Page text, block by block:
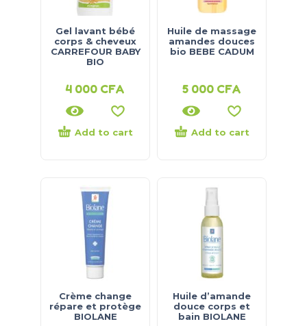
Gel lavant bébé
corps & cheveux
CARREFOUR BABY
BIO
4 000 CFA
Add to cart
Huile de massage
amandes douces
bio BEBE CADUM
5 000 CFA
Add to cart
Crème change
répare et protège
BIOLANE
Huile d’amande
douce corps et
bain BIOLANE